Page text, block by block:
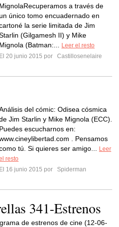
MignolaRecuperamos a través de
único tomo encuadernado en
la serie limitada de Jim
(Gilgamesh II) y Mike
Mignola (Batman:...
Leer el resto
El 20 junio 2015 por
Castillosenelaire
del cómic: Odisea cósmica
Jim Starlin y Mike Mignola (ECC).
Puedes escucharnos en:
. Pensamos
tú. Si quieres ser amigo...
Leer
resto
El 16 junio 2015 por
Spiderman
341-Estrenos
de estrenos de cine (12-06-